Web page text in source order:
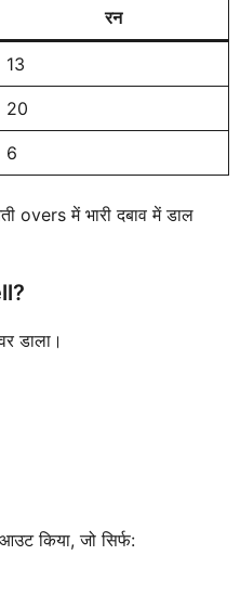
रन
13
20
6
overs में भारी दबाव में डाल
डाला।
किया, जो सिर्फ: